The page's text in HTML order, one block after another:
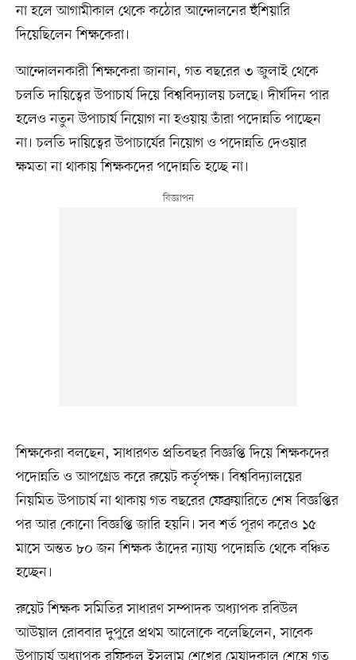
না হলে আগামীকাল থেকে কঠোর আন্দোলনের হুঁশিয়ারি
দিয়েছিলেন শিক্ষকেরা।
আন্দোলনকারী শিক্ষকেরা জানান, গত বছরের ৩ জুলাই থেকে
চলতি দায়িত্বের উপাচার্য দিয়ে বিশ্ববিদ্যালয় চলছে। দীর্ঘদিন পার
হলেও নতুন উপাচার্য নিয়োগ না হওয়ায় তাঁরা পদোন্নতি পাচ্ছেন
না। চলতি দায়িত্বের উপাচার্যের নিয়োগ ও পদোন্নতি দেওয়ার
ক্ষমতা না থাকায় শিক্ষকদের পদোন্নতি হচ্ছে না।
শিক্ষকেরা বলছেন, সাধারণত প্রতিবছর বিজ্ঞপ্তি দিয়ে শিক্ষকদের
পদোন্নতি ও আপগ্রেড করে রুয়েট কর্তৃপক্ষ। বিশ্ববিদ্যালয়ের
নিয়মিত উপাচার্য না থাকায় গত বছরের ফেব্রুয়ারিতে শেষ বিজ্ঞপ্তির
পর আর কোনো বিজ্ঞপ্তি জারি হয়নি। সব শর্ত পূরণ করেও ১৫
মাসে অন্তত ৮০ জন শিক্ষক তাঁদের ন্যায্য পদোন্নতি থেকে বঞ্চিত
হচ্ছেন।
রুয়েট শিক্ষক সমিতির সাধারণ সম্পাদক অধ্যাপক রবিউল
আউয়াল রোববার দুপুরে প্রথম আলোকে বলেছিলেন, সাবেক